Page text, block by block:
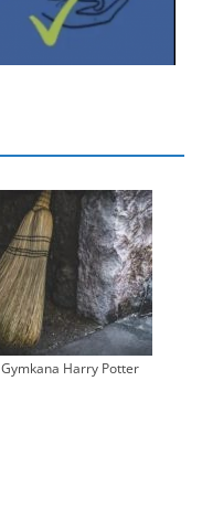
Gymkana Harry Potter